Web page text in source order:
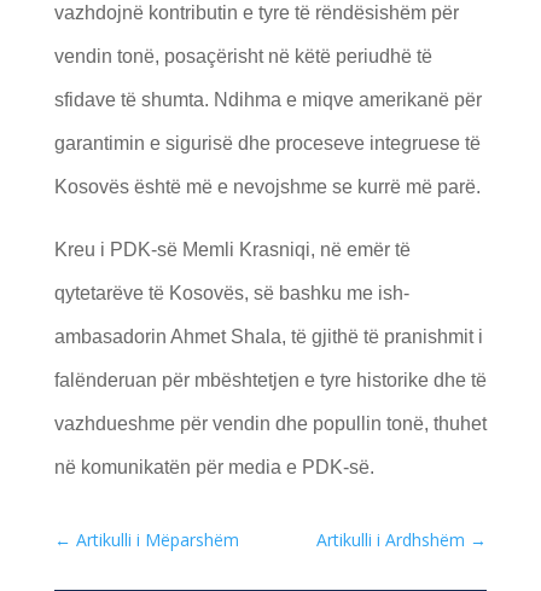
vazhdojnë kontributin e tyre të rëndësishëm për
vendin tonë, posaçërisht në këtë periudhë të
sfidave të shumta. Ndihma e miqve amerikanë për
garantimin e sigurisë dhe proceseve integruese të
Kosovës është më e nevojshme se kurrë më parë.
Kreu i PDK-së Memli Krasniqi, në emër të
qytetarëve të Kosovës, së bashku me ish-
ambasadorin Ahmet Shala, të gjithë të pranishmit i
falënderuan për mbështetjen e tyre historike dhe të
vazhdueshme për vendin dhe popullin tonë, thuhet
në komunikatën për media e PDK-së.
← Artikulli i Mëparshëm Artikulli i Ardhshëm →